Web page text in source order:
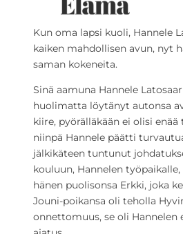
Kun oma lapsi kuoli, Hannele
kaiken mahdollisen avun, nyt
saman kokeneita.
Sinä aamuna Hannele
huolimatta löytänyt autonsa
kiire, pyörälläkään ei olisi
niinpä Hannele päätti
jälkikäteen tuntunut
kouluun, Hannelen
hänen puolisonsa Erkki, joka
Jouni-poikansa oli teholla
onnettomuus, se oli Hannelen